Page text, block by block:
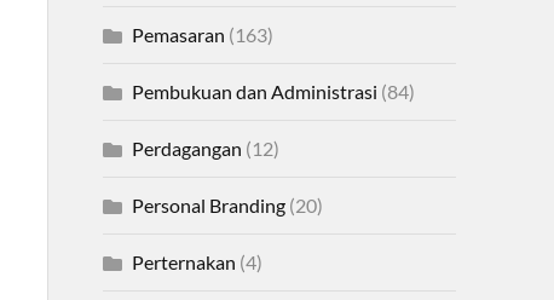
Pemasaran (163)
Pembukuan dan Administrasi (84)
Perdagangan (12)
Personal Branding(20)
Perternakan (4)